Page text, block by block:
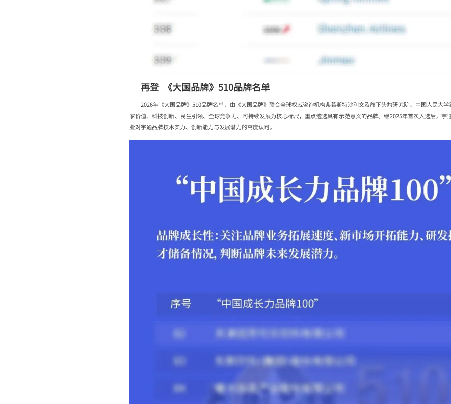
再登 《大国品牌》510品牌名单
2026年《大国品牌》510品牌名单，由《大国品牌》联合全球权威咨询机构弗若斯特沙利文及旗下头豹研究院、中国人民大
家价值、科技创新、民生引领、全球竞争力、可持续发展为核心标尺，重点遴选具有示范意义的品牌。继2025年首次入选后，宇
业对宇通品牌技术实力、创新能力与发展潜力的高度认可。